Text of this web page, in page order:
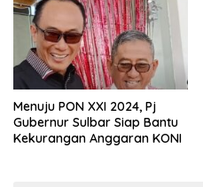
Menuju PON XXI 2024, Pj
Gubernur Sulbar Siap Bantu
Kekurangan Anggaran KONI